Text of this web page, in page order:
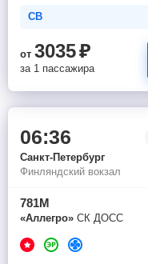
СВ
от 3035₽
за 1 пассажира
06:36
Санкт-Петербург
Финляндский вокзал
781М
«Аллегро» СК ДОСС